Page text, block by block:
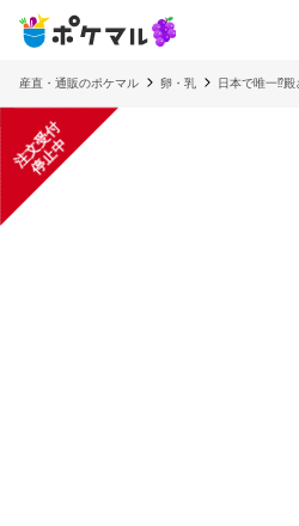
産直・通販のポケマル 卵・乳 日本で唯一⁉︎
注
文
受
付
停
止
中